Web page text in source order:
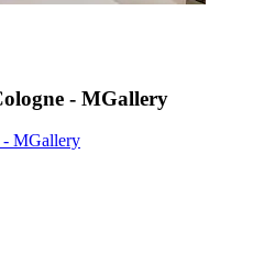
- MGallery
- MGallery